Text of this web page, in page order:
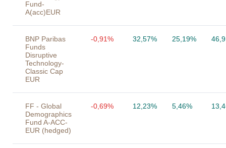
Fund-
A(acc)EUR
BNP Paribas
Funds
Disruptive
Technology-
Classic Cap
EUR
-0,91% 32,57% 25,19%
FF - Global
Demographics
Fund A-ACC-
EUR (hedged)
-0,69% 12,23% 5,46%